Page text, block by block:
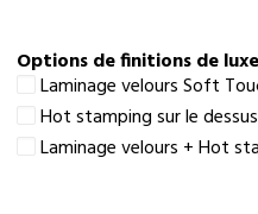
Options de finitions de luxe
Laminage velours Soft
Hot stamping sur le
Laminage velours + Hot